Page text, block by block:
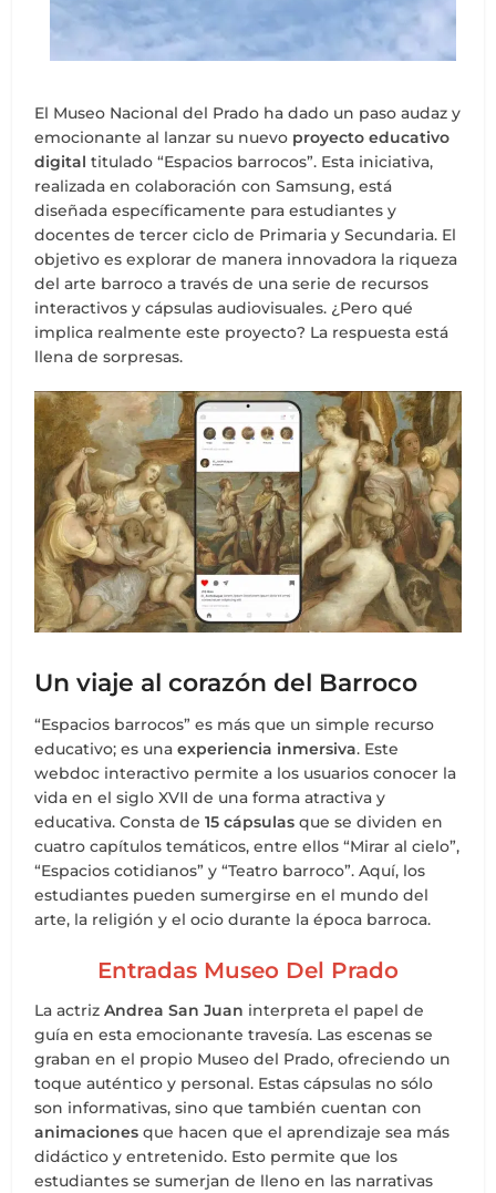
El Museo Nacional del Prado ha dado un paso audaz y
emocionante al lanzar su nuevo proyecto educativo
digital titulado “Espacios barrocos”. Esta iniciativa,
realizada en colaboración con Samsung, está
diseñada específicamente para estudiantes y
docentes de tercer ciclo de Primaria y Secundaria. El
objetivo es explorar de manera innovadora la riqueza
del arte barroco a través de una serie de recursos
interactivos y cápsulas audiovisuales. ¿Pero qué
implica realmente este proyecto? La respuesta está
llena de sorpresas.
Un viaje al corazón del Barroco
“Espacios barrocos” es más que un simple recurso
educativo; es unaexperiencia inmersiva. Este
webdoc interactivo permite a los usuarios conocer la
vida en el siglo XVII de una forma atractiva y
educativa. Consta de15 cápsulas que se dividen en
cuatro capítulos temáticos, entre ellos “Mirar al cielo”,
“Espacios cotidianos” y “Teatro barroco”. Aquí, los
estudiantes pueden sumergirse en el mundo del
arte, la religión y el ocio durante la época barroca.
Entradas Museo Del Prado
La actrizAndrea San Juan interpreta el papel de
guía en esta emocionante travesía. Las escenas se
graban en el propio Museo del Prado, ofreciendo un
toque auténtico y personal. Estas cápsulas no sólo
son informativas, sino que también cuentan con
animaciones que hacen que el aprendizaje sea más
didáctico y entretenido. Esto permite que los
estudiantes se sumerjan de lleno en las narrativas